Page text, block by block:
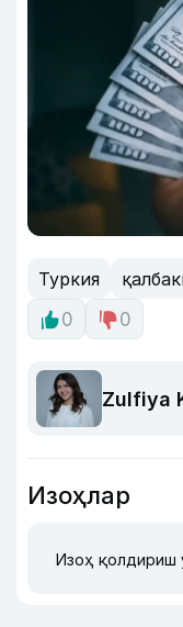
Туркия
0
0
Zulfiya
Изоҳлар
Изоҳ қолдириш